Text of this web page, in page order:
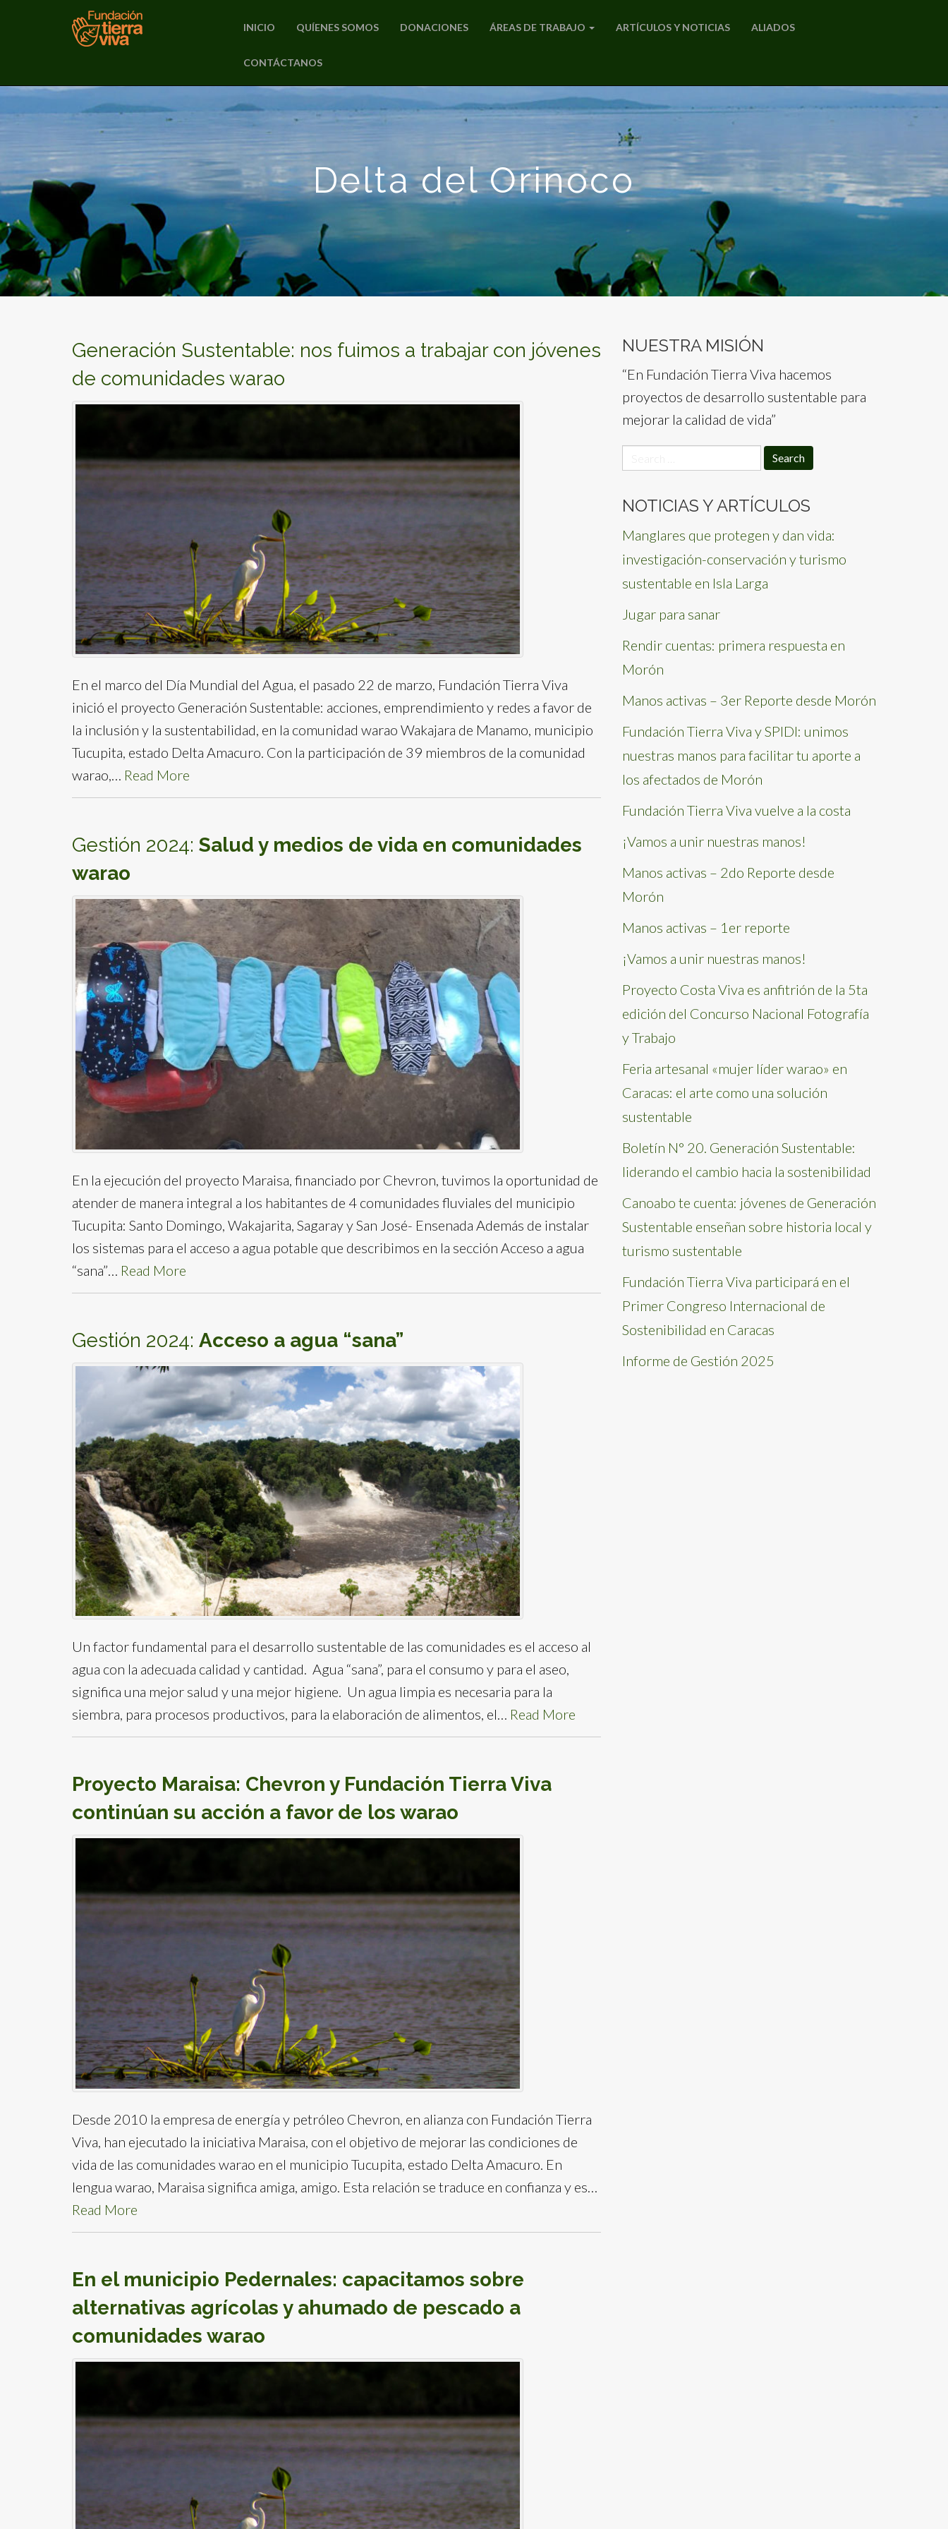
MENU
to
INICIO QUÍENES SOMOS DONACIONES ÁREAS DE TRABAJO ARTÍCULOS Y NOTICIAS ALIADOS
CONTÁCTANOS
Delta del Orinoco
Generación Sustentable: nos fuimos a trabajar con jóvenes
de comunidades warao
En el marco del Día Mundial del Agua, el pasado 22 de marzo, Fundación Tierra Viva
inició el proyecto Generación Sustentable: acciones, emprendimiento y redes a favor de
la inclusión y la sustentabilidad, en la comunidad warao Wakajara de Manamo, municipio
Tucupita, estado Delta Amacuro. Con la participación de 39 miembros de la comunidad
warao,… Read More
Gestión 2024: Salud y medios de vida en comunidades
warao
En la ejecución del proyecto Maraisa, financiado por Chevron, tuvimos la oportunidad de
atender de manera integral a los habitantes de 4 comunidades fluviales del municipio
Tucupita: Santo Domingo, Wakajarita, Sagaray y San José- Ensenada Además de instalar
los sistemas para el acceso a agua potable que describimos en la sección Acceso a agua
“sana”… Read More
Gestión 2024: Acceso a agua “sana”
Un factor fundamental para el desarrollo sustentable de las comunidades es el acceso al
agua con la adecuada calidad y cantidad. Agua “sana”, para el consumo y para el aseo,
significa una mejor salud y una mejor higiene. Un agua limpia es necesaria para la
siembra, para procesos productivos, para la elaboración de alimentos, el… Read More
Proyecto Maraisa: Chevron y Fundación Tierra Viva
continúan su acción a favor de los warao
Desde 2010 la empresa de energía y petróleo Chevron, en alianza con Fundación Tierra
Viva, han ejecutado la iniciativa Maraisa, con el objetivo de mejorar las condiciones de
vida de las comunidades warao en el municipio Tucupita, estado Delta Amacuro. En
lengua warao, Maraisa significa amiga, amigo. Esta relación se traduce en confianza y es…
Read More
En el municipio Pedernales: capacitamos sobre
alternativas agrícolas y ahumado de pescado a
comunidades warao
NUESTRA MISIÓN
“En Fundación Tierra Viva hacemos
proyectos de desarrollo sustentable para
mejorar la calidad de vida”
for:
NOTICIAS Y ARTÍCULOS
Manglares que protegen y dan vida:
investigación-conservación y turismo
sustentable en Isla Larga
Jugar para sanar
Rendir cuentas: primera respuesta en
Morón
Manos activas – 3er Reporte desde Morón
Fundación Tierra Viva y SPIDI: unimos
nuestras manos para facilitar tu aporte a
los afectados de Morón
Fundación Tierra Viva vuelve a la costa
¡Vamos a unir nuestras manos!
Manos activas – 2do Reporte desde
Morón
Manos activas – 1er reporte
¡Vamos a unir nuestras manos!
Proyecto Costa Viva es anfitrión de la 5ta
edición del Concurso Nacional Fotografía
y Trabajo
Feria artesanal «mujer líder warao» en
Caracas: el arte como una solución
sustentable
Boletín N° 20. Generación Sustentable:
liderando el cambio hacia la sostenibilidad
Canoabo te cuenta: jóvenes de Generación
Sustentable enseñan sobre historia local y
turismo sustentable
Fundación Tierra Viva participará en el
Primer Congreso Internacional de
Sostenibilidad en Caracas
Informe de Gestión 2025